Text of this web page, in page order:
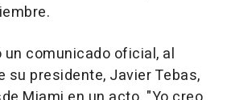
comunicado oficial, al
su presidente, Javier Tebas,